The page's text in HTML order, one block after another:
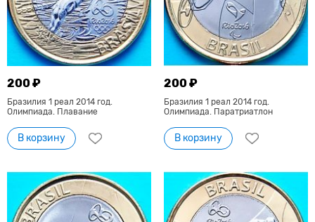
200 ₽
Бразилия 1 реал 2014 год.
Олимпиада. Плавание
В корзину
200 ₽
Бразилия 1 реал 2014 год.
Олимпиада. Паратриатлон
В корзину